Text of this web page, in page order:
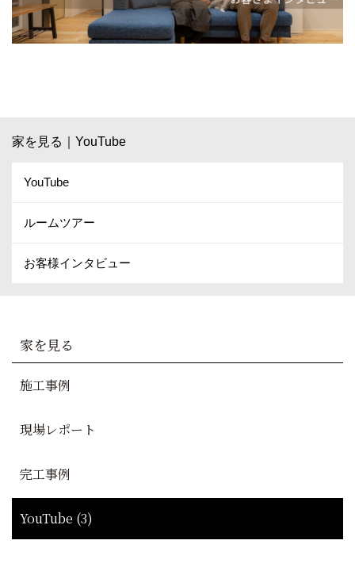
家を見る｜YouTube
YouTube
ルームツアー
お客様インタビュー
家を見る
施工事例
現場レポート
完工事例
YouTube (3)